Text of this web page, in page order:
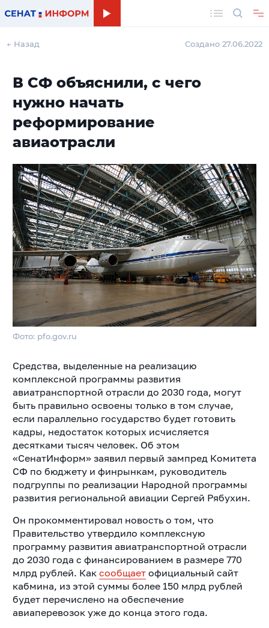
← Назад Создано 27.06.2022
В СФ объяснили, с чего
нужно начать
реформирование
авиаотрасли
Фото: pfo.gov.ru
Средства, выделенные на реализацию
комплексной программы развития
авиатранспортной отрасли до 2030 года, могут
быть правильно освоены только в том случае,
если параллельно государство будет готовить
кадры, недостаток которых исчисляется
десятками тысяч человек. Об этом
«СенатИнформ» заявил первый зампред Комитета
СФ по бюджету и финрынкам, руководитель
подгруппы по реализации Народной программы
развития региональной авиации Сергей Рябухин.
Он прокомментировал новость о том, что
Правительство утвердило комплексную
программу развития авиатранспортной отрасли
до 2030 года с финансированием в размере 770
млрд рублей. Как сообщаетофициальный сайт
кабмина, из этой суммы более 150 млрд рублей
будет перечислено на обеспечение
авиаперевозок уже до конца этого года.